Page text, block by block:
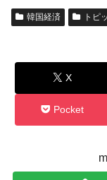
韓国経済 トピ
X
Pocket